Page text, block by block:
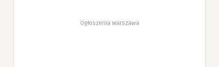
Ogłoszenia Warszawa